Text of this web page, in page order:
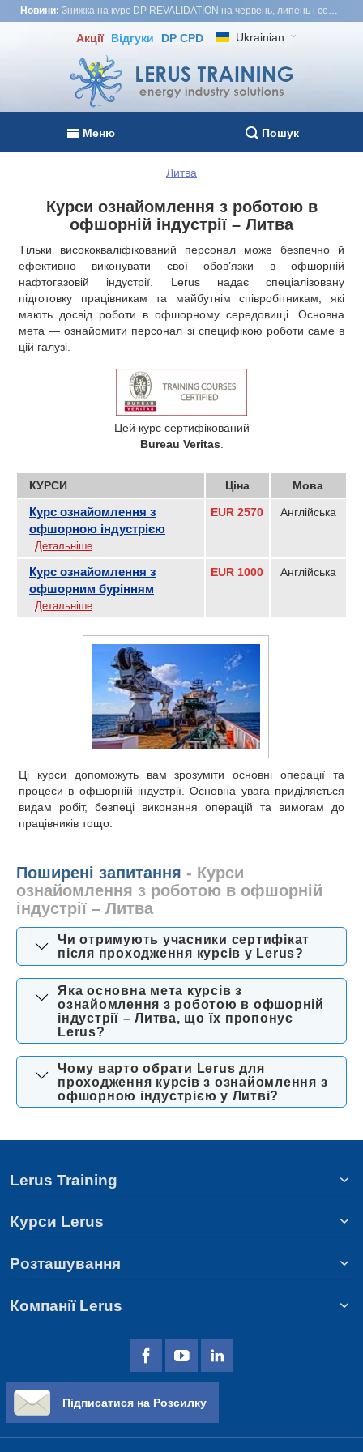
Новини: Знижка на курс DP REVALIDATION на червень, липень і серпень - USD1,000! Вʼєтнам, Туреччина, Малайзія
Акції Відгуки DP CPD Ukrainian
Меню Пошук
Литва
Курси ознайомлення з роботою в
офшорній індустрії – Литва
Тільки висококваліфікований персонал може безпечно й
ефективно виконувати свої обов’язки в офшорній
нафтогазовій індустрії. Lerus надає спеціалізовану
підготовку працівникам та майбутнім співробітникам, які
мають досвід роботи в офшорному середовищі. Основна
мета — ознайомити персонал зі специфікою роботи саме в
цій галузі.
Цей курс сертифікований
Bureau Veritas
КУРСИ Ціна Мова
Курс ознайомлення з
офшорною індустрією
Детальніше
EUR 2570 Англійська
Курс ознайомлення з
офшорним бурінням
Детальніше
EUR 1000 Англійська
Ці курси допоможуть вам зрозуміти основні операції та
процеси в офшорній індустрії. Основна увага приділяється
видам робіт, безпеці виконання операцій та вимогам до
працівників тощо.
Поширені запитання - Курси
ознайомлення з роботою в офшорній
індустрії – Литва
Чи отримують учасники сертифікат
після проходження курсів у Lerus?
Яка основна мета курсів з
ознайомлення з роботою в офшорній
індустрії – Литва, що їх пропонує
Lerus?
Чому варто обрати Lerus для
проходження курсів з ознайомлення з
офшорною індустрією у Литві?
Lerus Training
Курси Lerus
Розташування
Компанії Lerus
Підписатися на Розсилку